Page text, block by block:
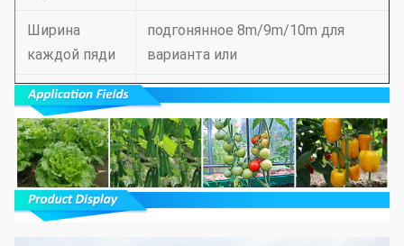
Ширина
каждой пяди
подгонянное 8m/9m/10m для
варианта или
Полная
высота
подгонянное 4.8-5.3m
Высота
сточной
канавы
3m или подгонянный